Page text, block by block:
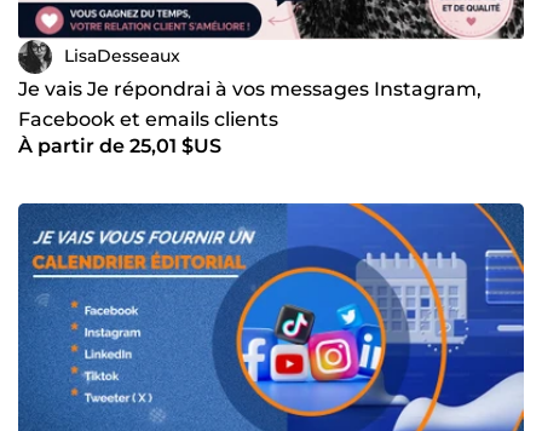
LisaDesseaux
Je vais Je répondrai à vos messages Instagram,
Facebook et emails clients
À partir de 25,01 $US